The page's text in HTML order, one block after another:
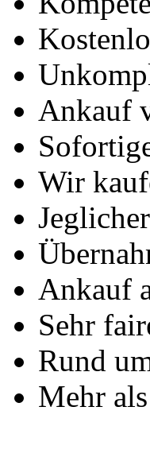
Ankauf
Wir
Ankauf
Sehr
Rund
Mehr